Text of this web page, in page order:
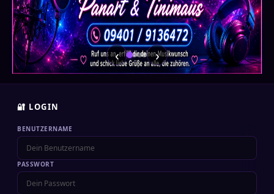
‹ ›
🔐 LOGIN
BENUTZERNAME
PASSWORT